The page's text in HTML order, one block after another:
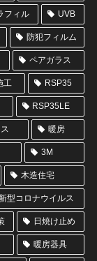
フィル UVB
防犯フィルム
ペアガラス
工 RSP35
RSP35LE
暖房
3M
木造住宅
型コロナウイルス
日焼け止め
暖房器具